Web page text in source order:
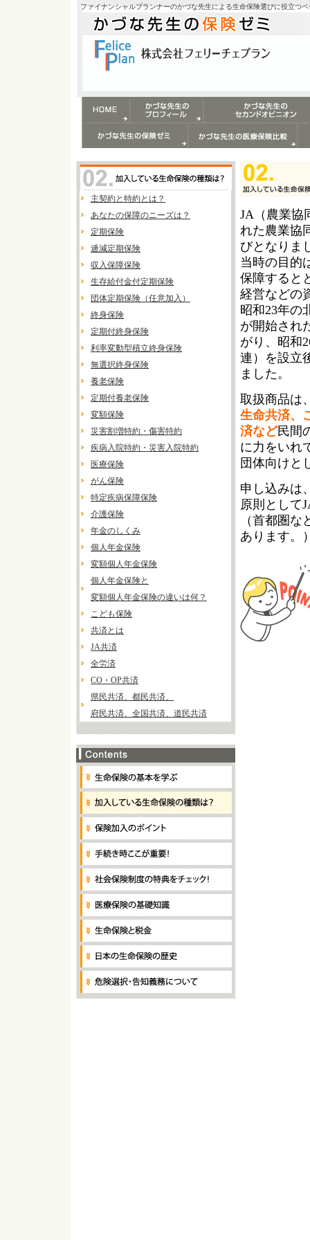
ファイナンシャルプランナーのかづな先生による生命保険選びに役立つ
主契約と特約とは？
あなたの保障のニーズは？
定期保険
逓減定期保険
収入保障保険
生存給付金付定期保険
団体定期保険（任意加入）
終身保険
定期付終身保険
利率変動型積立終身保険
無選択終身保険
養老保険
定期付養老保険
変額保険
災害割増特約・傷害特約
疾病入院特約・災害入院特約
医療保険
がん保険
特定疾病保障保険
介護保険
年金のしくみ
個人年金保険
変額個人年金保険
個人年金保険と
変額個人年金保険の違いは何？
こども保険
共済とは
JA共済
全労済
CO・OP共済
県民共済、都民共済、
府民共済、全国共済、道民共済
JA（農業協
れた農業協
びとなりま
当時の目的
保障すると
経営などの
昭和23年の
が開始され
がり、昭和
連）を設立
ました。
取扱商品は
生命共済、
済など民間
に力をいれ
団体向けと
申し込みは
原則として
（首都圏
あります。